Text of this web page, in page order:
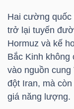
Hai cường
trở lại tuyến
Hormuz và kế
Bắc Kinh
vào nguồn
đột Iran, mà
giá năng lượng.
VĨ
MÔ
NGÀNH